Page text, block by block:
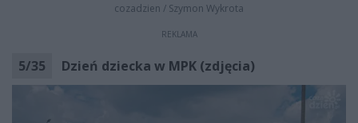
cozadzien / Szymon Wykrota
REKLAMA
5/35 Dzień dziecka w MPK (zdjęcia)